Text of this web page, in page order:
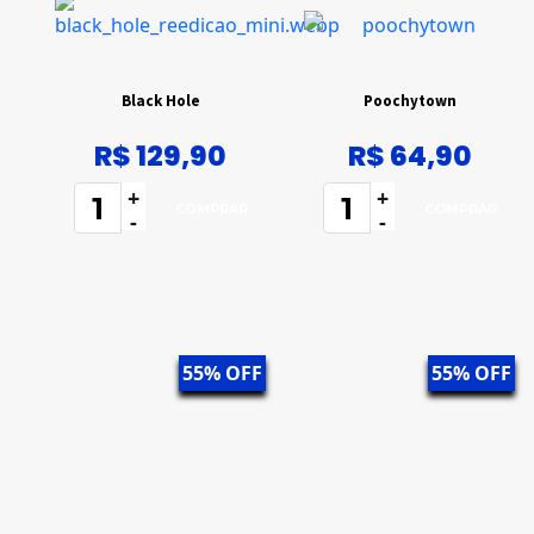
Black Hole
R$ 129,90
+
-
Poochytown
R$ 64,90
+
-
55% OFF 55% OFF